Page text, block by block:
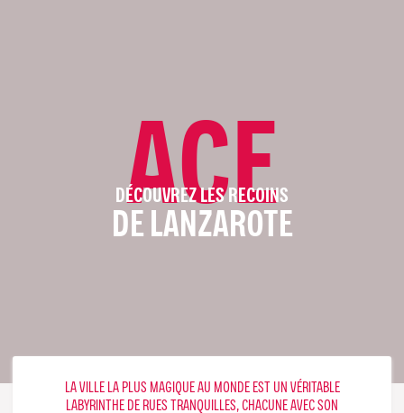
ACE
DÉCOUVREZ LES RECOINS
DE LANZAROTE
LA VILLE LA PLUS MAGIQUE AU MONDE EST UN VÉRITABLE
LABYRINTHE DE RUES TRANQUILLES, CHACUNE AVEC SON